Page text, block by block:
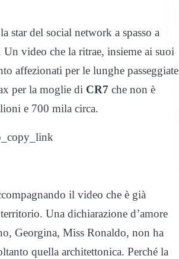
star del social network a spasso a
video che la ritrae, insieme ai suoi
affezionati per le lunghe passeggiate
per la moglie di CR7 che non è
e 700 mila circa.
il video che è già
Una dichiarazione d’amore
Georgina, Miss Ronaldo, non ha
quella architettonica. Perché la